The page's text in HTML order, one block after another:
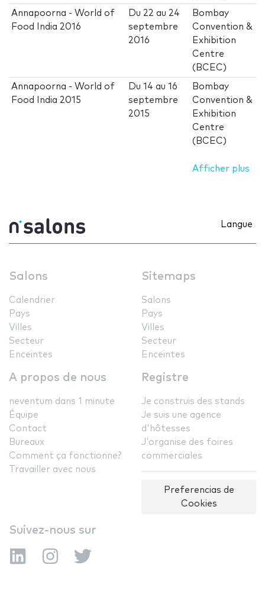
Annapoorna - World of
Food India 2016
Du 22 au 24
septembre
2016
Bombay
Convention &
Exhibition
Centre
(BCEC)
Annapoorna - World of
Food India 2015
Du14 au16
septembre
2015
Bombay
Convention &
Exhibition
Centre
(BCEC)
Afficher plus
Langue
Salons
Calendrier
Pays
Villes
Secteur
Enceintes
Sitemaps
Salons
Pays
Villes
Secteur
Enceintes
A propos de nous
neventum dans 1 minute
Équipe
Contact
Bureaux
Comment ça fonctionne?
Travailler avec nous
Registre
Je construis des stands
Je suis une agence
d'hôtesses
J'organise des foires
commerciales
Preferencias de
Cookies
Suivez-nous sur